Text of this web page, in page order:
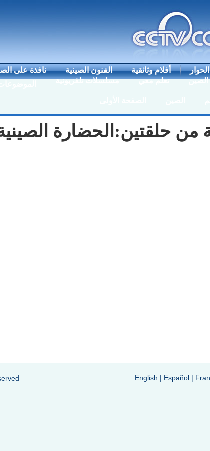
الحوار أفلام وثائقية الفنون الصينية نافذة على
تعلم معي مسلسلات تلفزيونية
من حلقتين:الحضارة
English | Español |